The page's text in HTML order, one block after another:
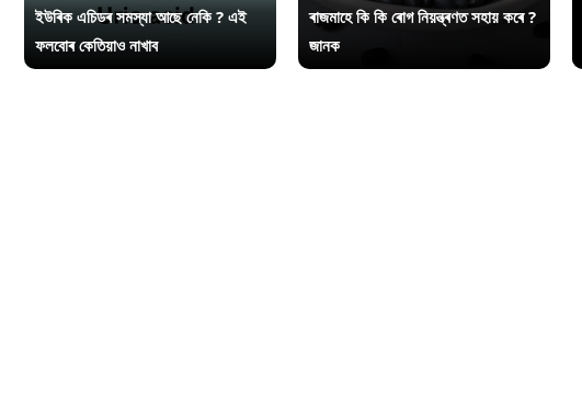
ইউৰিক এচিডৰ সমস্যা আছে নেকি ? এই
ফলবোৰ কেতিয়াও নাখাব
ৰাজমাহে কি কি ৰোগ নিয়ন্ত্ৰণত সহায় কৰে ?
জানক